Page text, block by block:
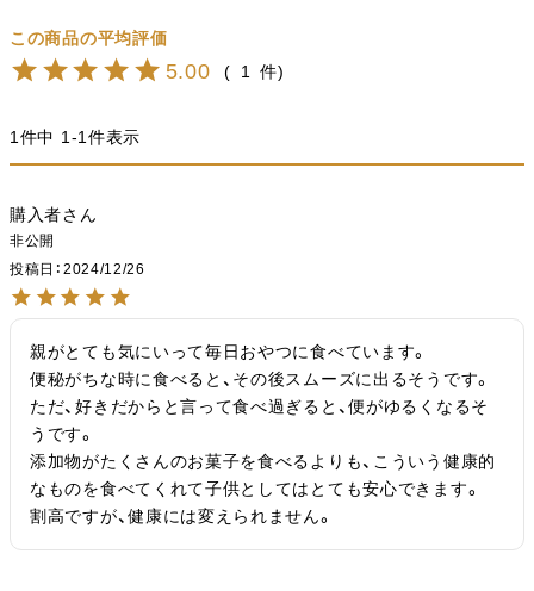
5.00 1
1件中 1-1件表示
購入者
非公開
投稿日
2024/12/26
親がとても気にいって毎日おやつに食べています。
便秘がちな時に食べると、その後スムーズに出るそうです。
ただ、好きだからと言って食べ過ぎると、便がゆるくなるそ
うです。
添加物がたくさんのお菓子を食べるよりも、こういう健康的
なものを食べてくれて子供としてはとても安心できます。
割高ですが、健康には変えられません。